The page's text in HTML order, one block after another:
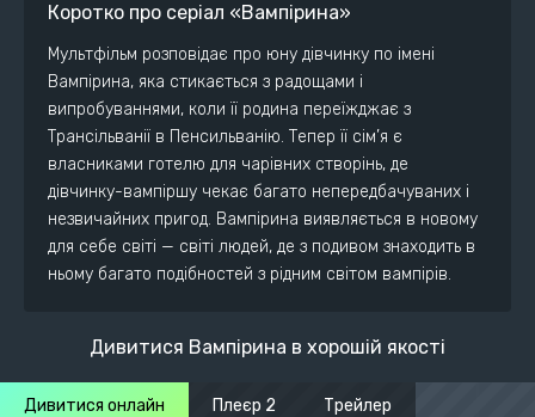
Коротко про серіал «Вампірина»
Мультфільм розповідає про юну дівчинку по імені
Вампірина, яка стикається з радощами і
випробуваннями, коли її родина переїжджає з
Трансільванії в Пенсильванію. Тепер її сім’я є
власниками готелю для чарівних створінь, де
дівчинку-вампіршу чекає багато непередбачуваних і
незвичайних пригод. Вампірина виявляється в новому
для себе світі — світі людей, де з подивом знаходить в
ньому багато подібностей з рідним світом вампірів.
Дивитися Вампірина в хорошій якості
Дивитися онлайн Плеєр 2 Трейлер